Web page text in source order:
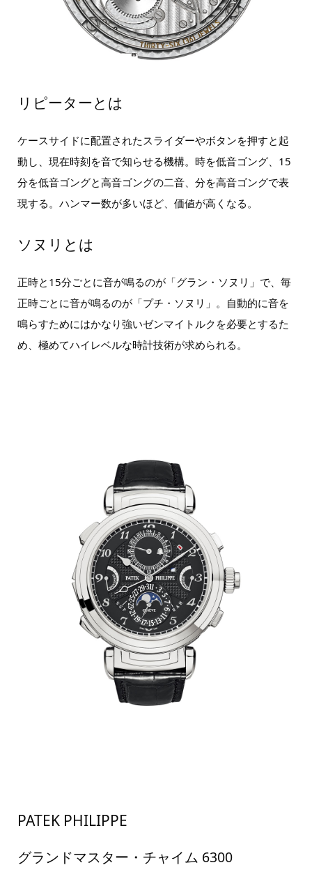
リピーターとは
ケースサイドに配置されたスライダーやボタンを押すと起
動し、現在時刻を音で知らせる機構。時を低音ゴング、15
分を低音ゴングと高音ゴングの二音、分を高音ゴングで表
現する。ハンマー数が多いほど、価値が高くなる。
ソヌリとは
正時と15分ごとに音が鳴るのが「グラン・ソヌリ」で、毎
正時ごとに音が鳴るのが「プチ・ソヌリ」。自動的に音を
鳴らすためにはかなり強いゼンマイトルクを必要とするた
め、極めてハイレベルな時計技術が求められる。
PATEK PHILIPPE
グランドマスター・チャイム 6300